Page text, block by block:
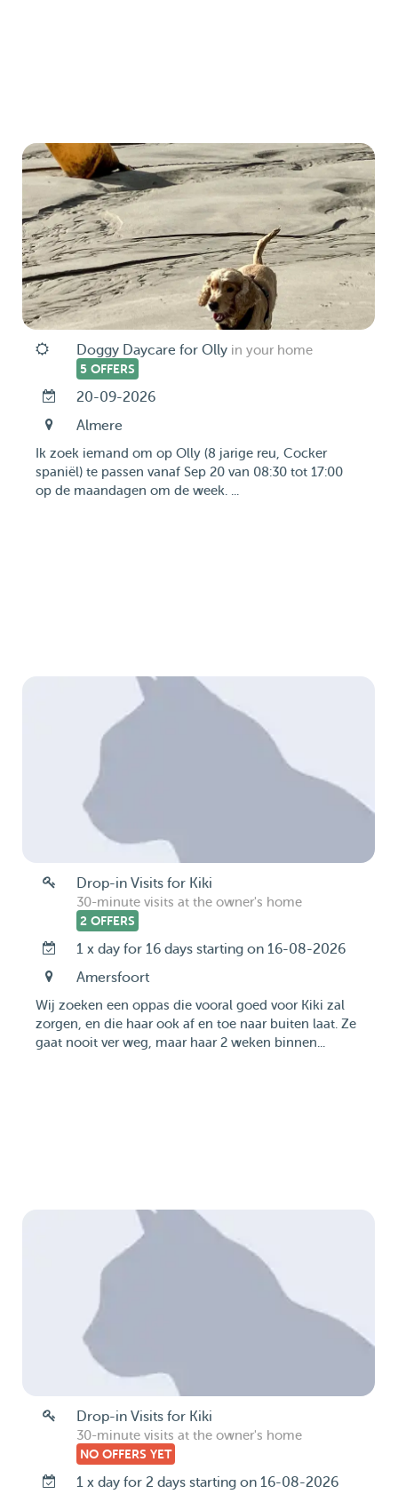
Doggy Daycare for Olly in your home
5 OFFERS
20-09-2026
Almere
Ik zoek iemand om op Olly (8 jarige reu, Cocker
spaniël) te passen vanaf Sep 20 van 08:30 tot 17:00
op de maandagen om de week. ...
Drop-in Visits for Kiki
30-minute visits at the owner's home
2 OFFERS
1 x day for 16 days starting on 16-08-2026
Amersfoort
Wij zoeken een oppas die vooral goed voor Kiki zal
zorgen, en die haar ook af en toe naar buiten laat. Ze
gaat nooit ver weg, maar haar 2 weken binnen...
Drop-in Visits for Kiki
30-minute visits at the owner's home
NO OFFERS YET
1 x day for 2 days starting on 16-08-2026